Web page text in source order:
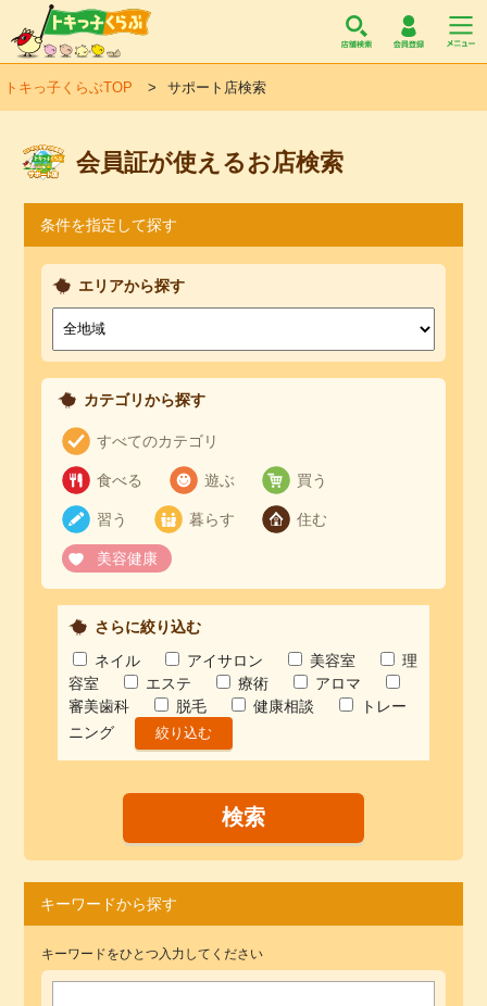
トキっ子くらぶTOP サポート店検索
会員証が使えるお店検索
条件を指定して探す
エリアから探す
カテゴリから探す
すべてのカテゴリ
食べる 遊ぶ 買う
習う 暮らす 住む
美容健康
さらに絞り込む
ネイル
アイサロン 美容室
理
容室
エステ 療術
アロマ
審美歯科
脱毛 健康相談
トレー
ニング
キーワードから探す
キーワードをひとつ入力してください